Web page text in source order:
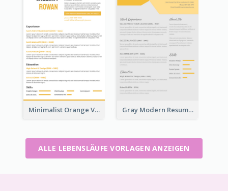
Minimalist Orange Vintage Resume Gray Modern Resume
ALLE LEBENSLÄUFE VORLAGEN ANZEIGEN